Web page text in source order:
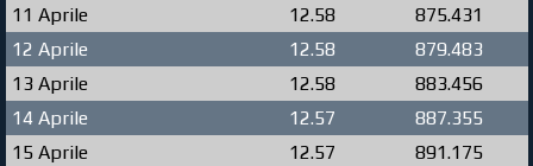
11 Aprile
12.58
875.431
12 Aprile
12.58
879.483
13 Aprile
12.58
883.456
14 Aprile
12.57
887.355
15 Aprile
12.57
891.175